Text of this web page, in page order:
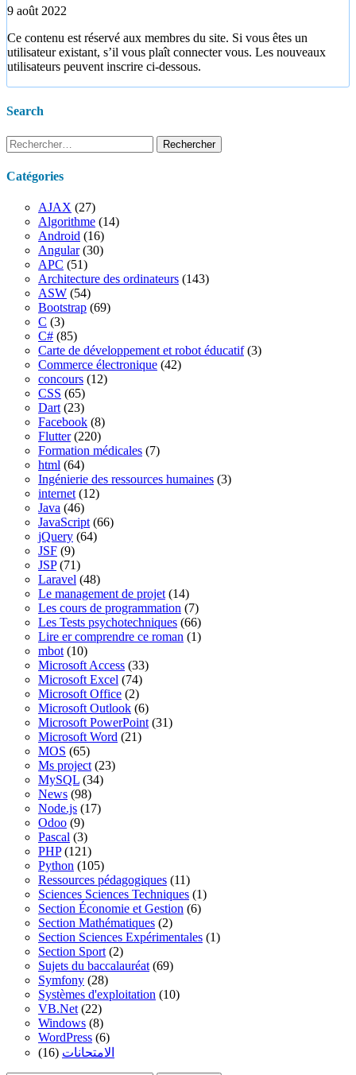
9 août 2022
Ce contenu est réservé aux membres du site. Si vous êtes un
utilisateur existant, s’il vous plaît connecter vous. Les nouveaux
utilisateurs peuvent inscrire ci-dessous.
Search
Rechercher :
Catégories
AJAX (27)
Algorithme (14)
Android (16)
Angular(30)
APC (51)
Architecture des ordinateurs (143)
ASW (54)
Bootstrap (69)
C (3)
C# (85)
Carte de développement et robot éducatif(3)
Commerce électronique (42)
concours (12)
CSS (65)
Dart (23)
Facebook (8)
Flutter(220)
Formation médicales (7)
html (64)
Ingénierie des ressources humaines (3)
internet (12)
Java (46)
JavaScript (66)
jQuery (64)
JSF (9)
JSP(71)
Laravel (48)
Le management de projet (14)
Les cours de programmation (7)
Les Tests psychotechniques (66)
Lire er comprendre ce roman (1)
mbot (10)
Microsoft Access (33)
Microsoft Excel (74)
Microsoft Office (2)
Microsoft Outlook (6)
Microsoft PowerPoint (31)
Microsoft Word (21)
MOS (65)
Ms project (23)
MySQL (34)
News (98)
Node.js (17)
Odoo (9)
Pascal (3)
PHP(121)
Python (105)
Ressources pédagogiques (11)
Sciences Sciences Techniques (1)
Section Économie et Gestion (6)
Section Mathématiques (2)
Section Sciences Expérimentales (1)
Section Sport (2)
Sujets du baccalauréat (69)
Symfony (28)
Systèmes d'exploitation (10)
VB.Net (22)
Windows (8)
WordPress (6)
الامتحانات (16)